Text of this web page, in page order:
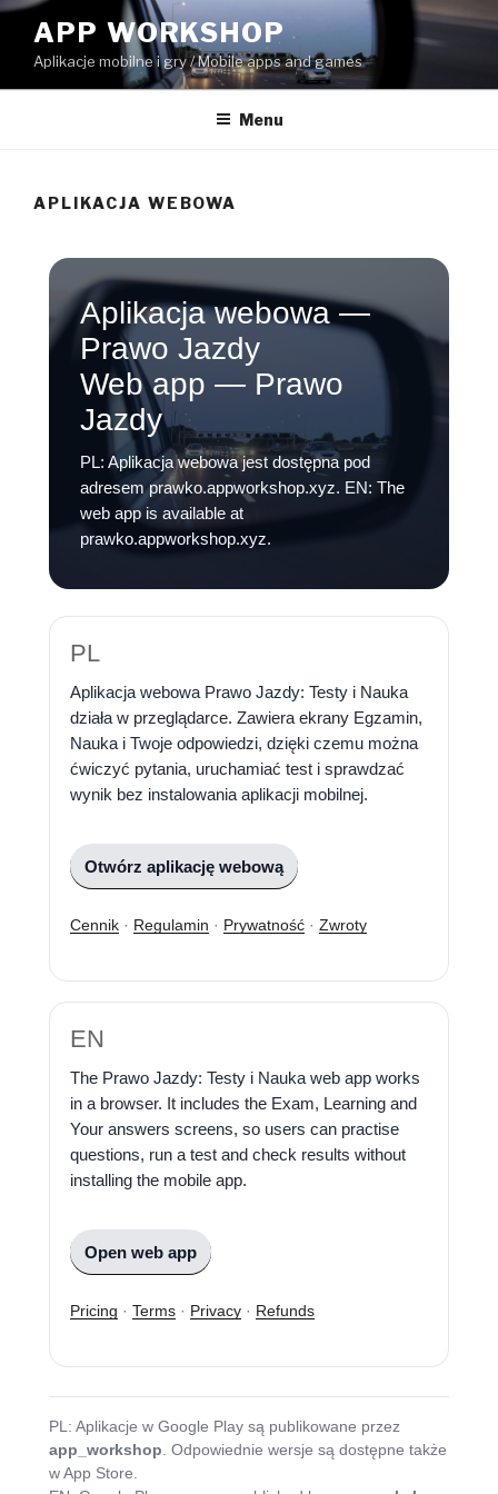
Skip
content
APP WORKSHOP
Aplikacje mobilne i gry / Mobile apps and games
Menu
APLIKACJA WEBOWA
Aplikacja webowa —
Prawo Jazdy
Web app — Prawo
Jazdy
PL: Aplikacja webowa jest dostępna pod
adresem prawko.appworkshop.xyz. EN: The
web app is available at
prawko.appworkshop.xyz.
PL
Aplikacja webowa Prawo Jazdy: Testy i Nauka
działa w przeglądarce. Zawiera ekrany Egzamin,
Nauka i Twoje odpowiedzi, dzięki czemu można
ćwiczyć pytania, uruchamiać test i sprawdzać
wynik bez instalowania aplikacji mobilnej.
Otwórz aplikację webową
Cennik · Regulamin · Prywatność · Zwroty
EN
The Prawo Jazdy: Testy i Nauka web app works
in a browser. It includes the Exam, Learning and
Your answers screens, so users can practise
questions, run a test and check results without
installing the mobile app.
Open web app
Pricing · Terms · Privacy · Refunds
PL: Aplikacje w Google Play są publikowane przez
app_workshop . Odpowiednie wersje są dostępne także
w App Store.